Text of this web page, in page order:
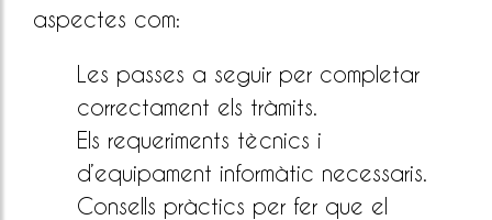
aspectes com:
Les passes a seguir per completar
correctament els tràmits.
Els requeriments tècnics i
d’equipament informàtic necessaris.
Consells pràctics per fer que el